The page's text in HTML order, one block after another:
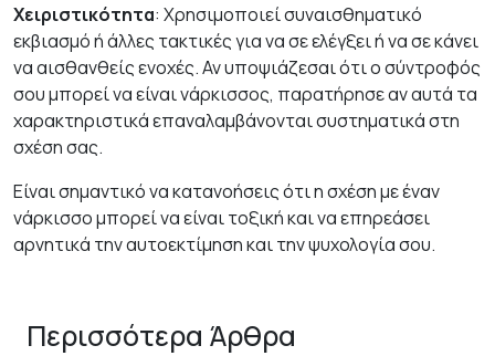
Χειριστικότητα: Χρησιμοποιεί συναισθηματικό
εκβιασμό ή άλλες τακτικές για να σε ελέγξει ή να σε κάνει
να αισθανθείς ενοχές. Αν υποψιάζεσαι ότι ο σύντροφός
σου μπορεί να είναι νάρκισσος, παρατήρησε αν αυτά τα
χαρακτηριστικά επαναλαμβάνονται συστηματικά στη
σχέση σας.
Είναι σημαντικό να κατανοήσεις ότι η σχέση με έναν
νάρκισσο μπορεί να είναι τοξική και να επηρεάσει
αρνητικά την αυτοεκτίμηση και την ψυχολογία σου.
Περισσότερα Άρθρα